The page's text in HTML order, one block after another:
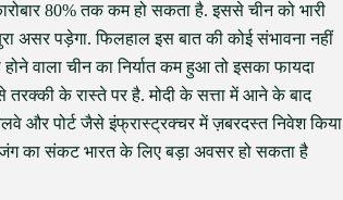
80% तक कम हो सकता है. इससे चीन को भारी
असर पड़ेगा. फिलहाल इस बात की कोई संभावना नहीं
वाला चीन का निर्यात कम हुआ तो इसका फायदा
के रास्ते पर है. मोदी के सत्ता में आने के बाद
और पोर्ट जैसे इंफ्रास्ट्रक्चर में ज़बरदस्त निवेश किया
जंग का संकट भारत के लिए बड़ा अवसर हो सकता है